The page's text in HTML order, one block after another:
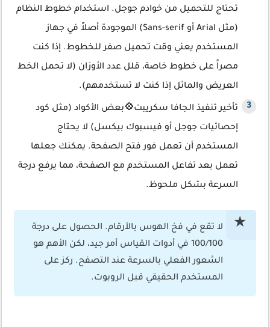
تحتاج للتحميل من خوادم جوجل. استخدام خطوط النظام
(مثل Arial أو Sans-serif) الموجودة أصلاً في جهاز
المستخدم يعني وقت تحميل صفر للخطوط. إذا كنت
مصراً على خطوط خاصة، قلل عدد الأوزان (لا تحمل الخط
العريض والمائل إذا كنت لا تستخدمهم).
تأخير تنفيذ الجافا سكريبت💠بعض الأكواد (مثل كود
إحصائيات جوجل أو فيسبوك بيكسل) لا يحتاج
المستخدم أن تعمل فور فتح الصفحة. يمكنك جعلها
تعمل بعد تفاعل المستخدم مع الصفحة، مما يرفع درجة
السرعة بشكل ملحوظ.
لا تقع في فخ الهوس بالأرقام. الحصول على درجة
100/100 في أدوات القياس أمر جيد، لكن الأهم هو
الشعور الفعلي بالسرعة عند التصفح. ركز على
المستخدم الحقيقي قبل الروبوت.